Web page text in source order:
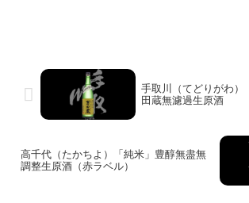
手取川（てどりがわ）
田蔵無濾過生原酒
高千代（たかちよ）「純米」豊醇無盡無
調整生原酒（赤ラベル）